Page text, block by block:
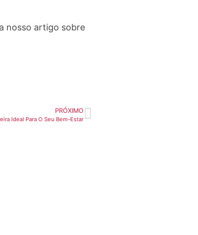
nosso artigo sobre
PRÓXIMO
Ideal Para O Seu Bem-Estar